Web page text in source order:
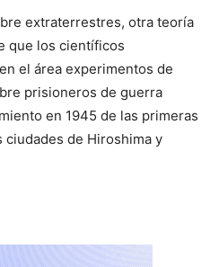
extraterrestres, otra teoría
que los científicos
el área experimentos de
prisioneros de guerra
en 1945 de las primeras
ciudades de Hiroshima y